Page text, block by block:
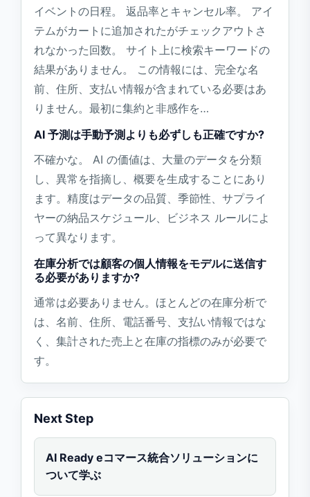
イベントの日程。 返品率とキャンセル率。 アイ
テムがカートに追加されたがチェックアウトさ
れなかった回数。 サイト上に検索キーワードの
結果がありません。 この情報には、完全な名
前、住所、支払い情報が含まれている必要はあ
りません。最初に集約と非感作を…
AI 予測は手動予測よりも必ずしも正確ですか?
不確かな。 AI の価値は、大量のデータを分類
し、異常を指摘し、概要を生成することにあり
ます。精度はデータの品質、季節性、サプライ
ヤーの納品スケジュール、ビジネス ルールによ
って異なります。
在庫分析では顧客の個人情報をモデルに送信す
る必要がありますか?
通常は必要ありません。ほとんどの在庫分析で
は、名前、住所、電話番号、支払い情報ではな
く、集計された売上と在庫の指標のみが必要で
す。
Next Step
AI Ready eコマース統合ソリューションに
ついて学ぶ